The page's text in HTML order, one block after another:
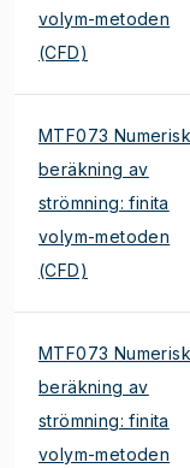
volym-metoden
(CFD)
MTF073 Numerisk
beräkning av
strömning: finita
volym-metoden
(CFD)
MTF073 Numerisk
beräkning av
strömning: finita
volym-metoden